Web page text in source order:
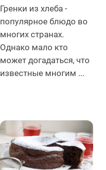
Гренки из хлеба -
популярное блюдо во
многих странах.
Однако мало кто
может догадаться, что
известные многим ...